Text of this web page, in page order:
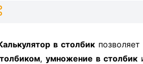
в столбик
, умножение в столбик